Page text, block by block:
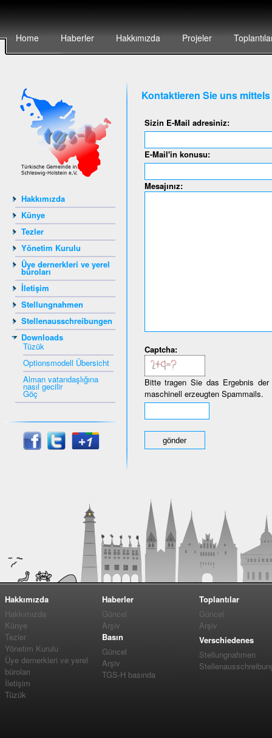
Home Haberler Hakkımızda Projeler
Hakkımızda
Künye
Tezler
Yönetim Kurulu
Üye dernerkleri ve yerel
büroları
İletişim
Stellungnahmen
Stellenausschreibungen
Downloads
Tüzük
Optionsmodell Übersicht
Alman vatandaşlığına
nasıl gecilir
Göç
Kontaktieren Sie uns
Sizin E-Mail adresiniz:
E-Mail'in konusu:
Mesajınız:
Captcha:
Bitte tragen Sie das Ergebnis
maschinell erzeugten Spammails.
Hakkımızda
Hakkımızda
Künye
Tezler
Yönetim Kurulu
Üye dernerkleri ve yerel
büroları
İletişim
Tüzük
Haberler
Güncel
Arşiv
Basın
Güncel
Arşiv
TGS-H basında
Toplantılar
Güncel
Arşiv
Verschiedenes
Stellungnahmen